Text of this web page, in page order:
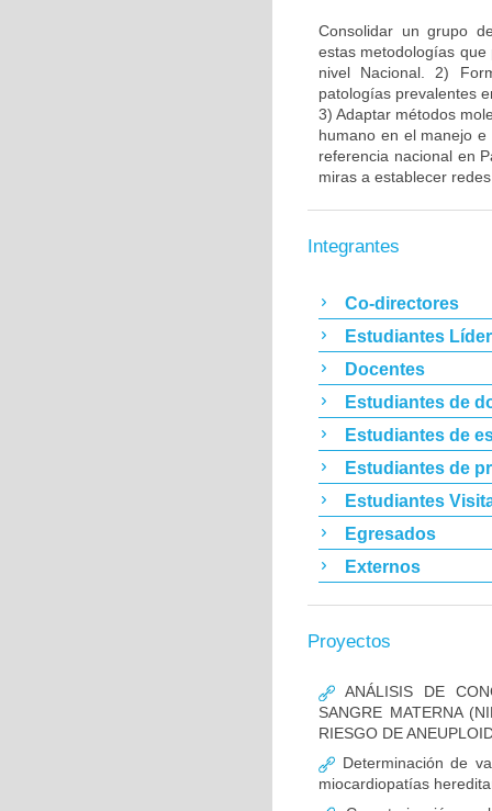
Consolidar un grupo
estas metodologías
nivel Nacional. 2)
patologías prevalentes
3) Adaptar métodos
humano en el manejo
referencia nacional en
miras a establecer
Integrantes
Co-directores
Estudiantes
Docentes
Estudiantes de
Estudiantes de
Estudiantes de
Estudiantes
Egresados
Externos
Proyectos
ANÁLISIS DE
SANGRE MATERNA
RIESGO DE
Determinación de
miocardiopatías